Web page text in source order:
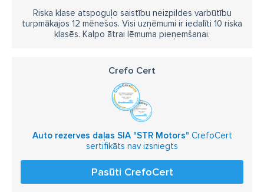
Riska klase atspoguļo saistību neizpildes varbūtību
turpmākajos 12 mēnešos. Visi uzņēmumi ir iedalīti 10 riska
klasēs. Kalpo ātrai lēmuma pieņemšanai.
Crefo Cert
Auto rezerves daļas SIA "STR Motors" CrefoCert
sertifikāts nav izsniegts
Pasūti CrefoCert